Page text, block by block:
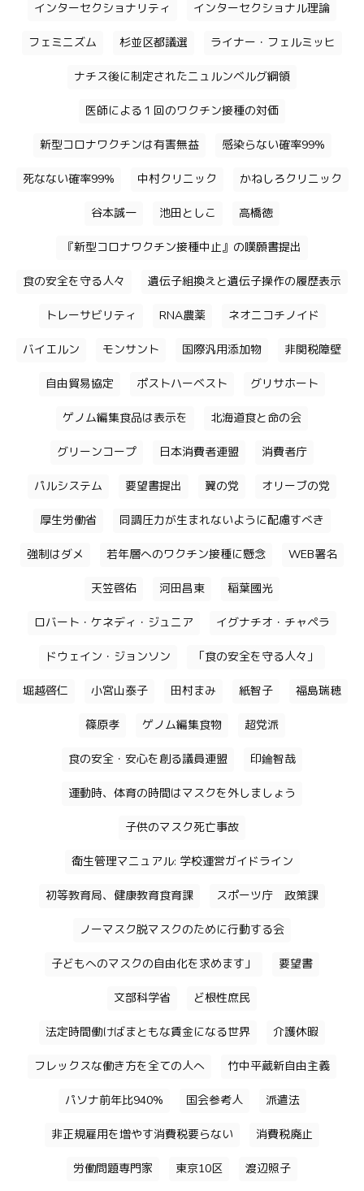
インターセクショナリティ インターセクショナル理論
フェミニズム 杉並区都議選 ライナー・フェルミッヒ
ナチス後に制定されたニュルンベルグ綱領
医師による１回のワクチン接種の対価
新型コロナワクチンは有害無益 感染らない確率99%
死なない確率99% 中村クリニック かねしろクリニック
谷本誠一 池田としこ 高橋徳
『新型コロナワクチン接種中止』の嘆願書提出
食の安全を守る人々 遺伝子組換えと遺伝子操作の履歴表示
トレーサビリティ RNA農薬 ネオニコチノイド
バイエルン モンサント 国際汎用添加物 非関税障壁
自由貿易協定 ポストハーベスト グリサホート
ゲノム編集食品は表示を 北海道食と命の会
グリーンコープ 日本消費者連盟 消費者庁
パルシステム 要望書提出 翼の党 オリーブの党
厚生労働省 同調圧力が生まれないように配慮すべき
強制はダメ 若年層へのワクチン接種に懸念 WEB署名
天笠啓佑 河田昌東 稲葉國光
ロバート・ケネディ・ジュニア イグナチオ・チャペラ
ドウェイン・ジョンソン 「食の安全を守る人々」
堀越啓仁 小宮山泰子 田村まみ 紙智子 福島瑞穂
篠原孝 ゲノム編集食物 超党派
食の安全・安心を創る議員連盟 印鑰智哉
運動時、体育の時間はマスクを外しましょう
子供のマスク死亡事故
衛生管理マニュアル: 学校運営ガイドライン
初等教育局、健康教育食育課 スポーツ庁 政策課
ノーマスク脱マスクのために行動する会
子どもへのマスクの自由化を求めます」 要望書
文部科学省 ど根性庶民
法定時間働けばまともな賃金になる世界 介護休暇
フレックスな働き方を全ての人へ 竹中平蔵新自由主義
パソナ前年比940% 国会参考人 派遣法
非正規雇用を増やす消費税要らない 消費税廃止
労働問題専門家 東京10区 渡辺照子